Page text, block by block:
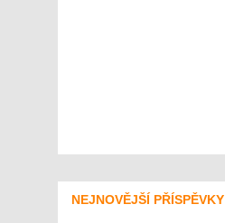
NEJNOVĚJŠÍ PŘÍSPĚVKY